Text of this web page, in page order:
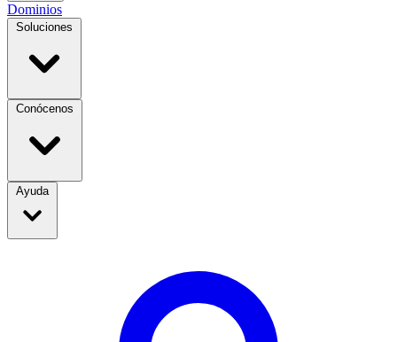
Dominios
Soluciones
Conócenos
Ayuda